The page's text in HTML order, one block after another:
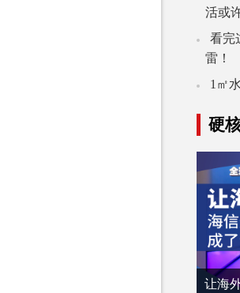
活或
看完
雷！
1㎡
硬
让海